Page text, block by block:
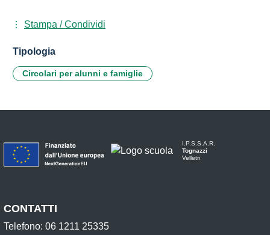
Stampa / Condividi
Tipologia
Circolari per alunni e famiglie
I.P.S.S.A.R.
Tognazzi
Velletri
CONTATTI
Telefono: 06 1211 25335